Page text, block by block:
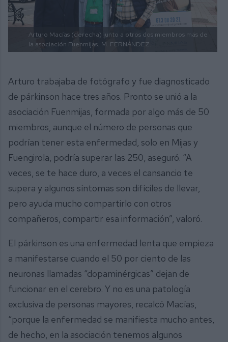
Arturo Macías (derecha) junto a otros dos miembros más de
la asociación Fuenmijas. M. FERNÁNDEZ.
Arturo trabajaba de fotógrafo y fue diagnosticado
de párkinson hace tres años. Pronto se unió a la
asociación Fuenmijas, formada por algo más de 50
miembros, aunque el número de personas que
podrían tener esta enfermedad, solo en Mijas y
Fuengirola, podría superar las 250, aseguró. “A
veces, se te hace duro, a veces el cansancio te
supera y algunos síntomas son difíciles de llevar,
pero ayuda mucho compartirlo con otros
compañeros, compartir esa información”, valoró.
El párkinson es una enfermedad lenta que empieza
a manifestarse cuando el 50 por ciento de las
neuronas llamadas “dopaminérgicas” dejan de
funcionar en el cerebro. Y no es una patología
exclusiva de personas mayores, recalcó Macías,
“porque la enfermedad se manifiesta mucho antes,
de hecho, en la asociación tenemos algunos